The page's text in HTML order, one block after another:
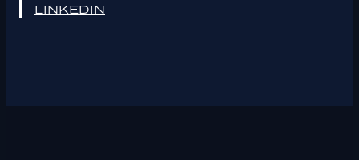
LINKEDIN